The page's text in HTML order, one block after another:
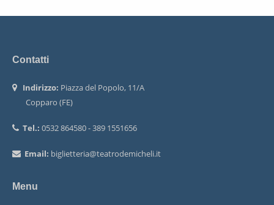
Contatti
Indirizzo: Piazza del Popolo, 11/A
Copparo (FE)
Tel.: 0532 864580 - 389 1551656
Email: biglietteria@teatrodemicheli.it
Menu